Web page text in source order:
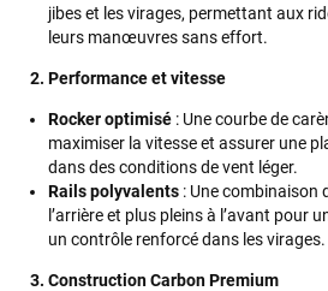
jibes et les virages, permettant aux
leurs manœuvres sans effort.
2. Performance et vitesse
Rocker optimisé : Une courbe de
maximiser la vitesse et assurer une
dans des conditions de vent léger.
Rails polyvalents : Une combinaison
l’arrière et plus pleins à l’avant pour
un contrôle renforcé dans les virages.
3. Construction Carbon Premium